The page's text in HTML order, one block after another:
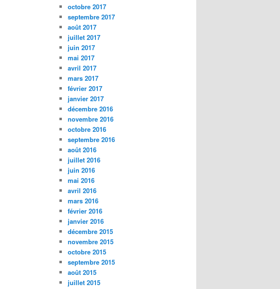
octobre 2017
septembre 2017
août 2017
juillet 2017
juin 2017
mai 2017
avril 2017
mars 2017
février 2017
janvier 2017
décembre 2016
novembre 2016
octobre 2016
septembre 2016
août 2016
juillet 2016
juin 2016
mai 2016
avril 2016
mars 2016
février 2016
janvier 2016
décembre 2015
novembre 2015
octobre 2015
septembre 2015
août 2015
juillet 2015